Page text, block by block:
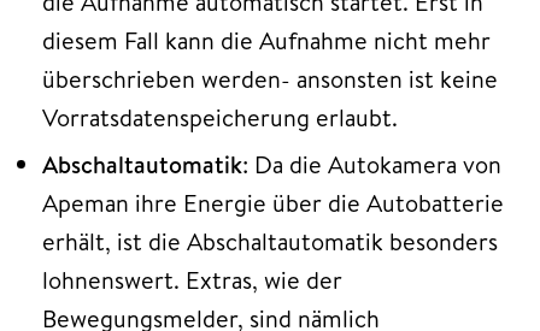
diesem Fall kann die Aufnahme nicht mehr
überschrieben werden- ansonsten ist keine
Vorratsdatenspeicherung erlaubt.
Abschaltautomatik: Da die Autokamera von
Apeman ihre Energie über die Autobatterie
erhält, ist die Abschaltautomatik besonders
lohnenswert. Extras, wie der
Bewegungsmelder, sind nämlich